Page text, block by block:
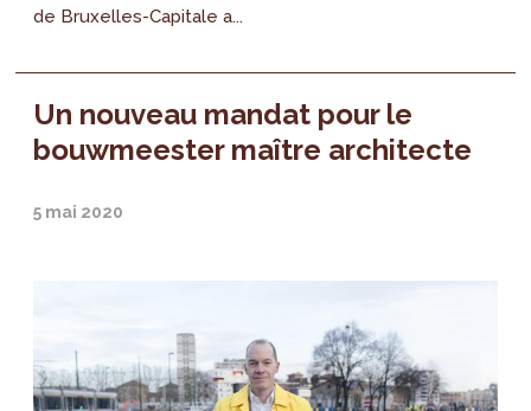
de Bruxelles-Capitale a...
Un nouveau mandat pour le
bouwmeester maître architecte
5 mai 2020